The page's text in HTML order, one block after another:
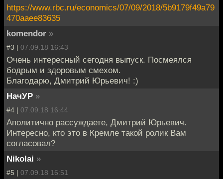
https://www.rbc.ru/economics/07/09/2018/5b9179f49a79
470aaee83635
komendor »
#3 | 07.09.18 16:43
Очень интересный сегодня выпуск. Посмеялся
бодрым и здоровым смехом.
Благодарю, Дмитрий Юрьевич! :)
НачУР »
#4 | 07.09.18 16:44
Аполитично рассуждаете, Дмитрий Юрьевич.
Интересно, кто это в Кремле такой ролик Вам
согласовал?
Nikolai »
#5 | 07.09.18 16:51